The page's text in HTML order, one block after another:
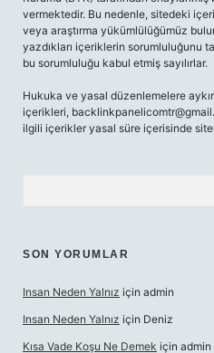
vermektedir. Bu nedenle, sitedeki
veya araştırma yükümlülüğümüz
yazdıkları içeriklerin sorumluluğunu
bu sorumluluğu kabul etmiş sayılırlar.
Hukuka ve yasal düzenlemelere
içerikleri,
ilgili içerikler yasal süre içerisinde
SON YORUMLAR
Insan Neden Yalnız için admin
Insan Neden Yalnız için Deniz
Kısa Vade Koşu Ne Demek için admin